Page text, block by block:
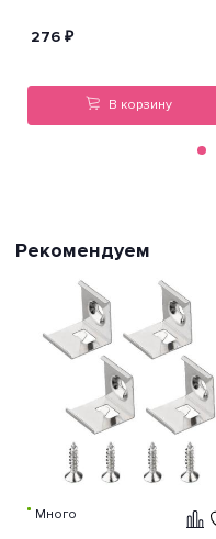
276 ₽
В корзину
Рекомендуем
Много